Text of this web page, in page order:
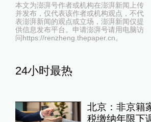
本文为澎湃号作者或机构在澎湃新闻上传
并发布，仅代表该作者或机构观点，不代
表澎湃新闻的观点或立场，澎湃新闻仅提
供信息发布平台。申请澎湃号请用电脑访
问https://renzheng.thepaper.cn。
24小时最热
北京：非京籍
税缴纳年限下